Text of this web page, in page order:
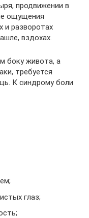
продвижении в
ощущения
и разворотах
вздохах.
боку живота, а
требуется
К синдрому боли
глаз;